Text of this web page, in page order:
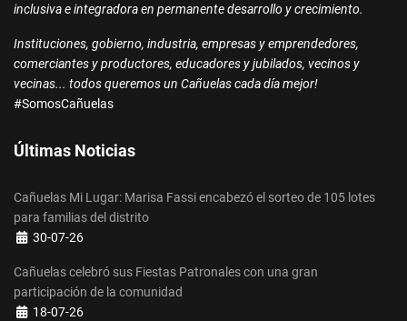
inclusiva e integradora en permanente desarrollo y crecimiento.
Instituciones, gobierno, industria, empresas y emprendedores,
comerciantes y productores, educadores y jubilados, vecinos y
vecinas... todos queremos un Cañuelas cada día mejor!
#SomosCañuelas
Últimas Noticias
Cañuelas Mi Lugar: Marisa Fassi encabezó el sorteo de 105 lotes
para familias del distrito
Detalles
30-07-26
Cañuelas celebró sus Fiestas Patronales con una gran
participación de la comunidad
Detalles
18-07-26